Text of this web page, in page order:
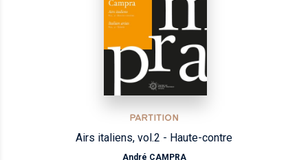
PARTITION
Airs italiens, vol.2 - Haute-contre
André CAMPRA